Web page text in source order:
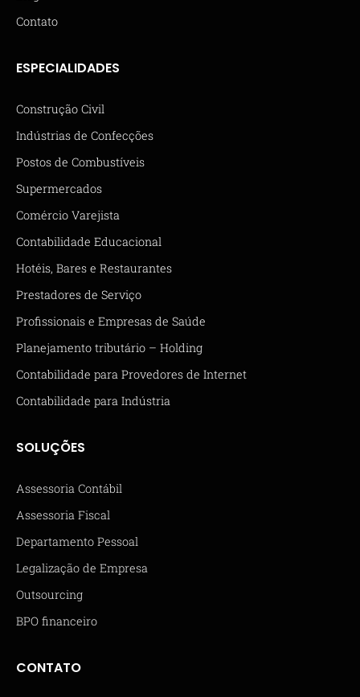
Contato
ESPECIALIDADES
Construção Civil
Indústrias de Confecções
Postos de Combustíveis
Supermercados
Comércio Varejista
Contabilidade Educacional
Hotéis, Bares e Restaurantes
Prestadores de Serviço
Profissionais e Empresas de Saúde
Planejamento tributário – Holding
Contabilidade para Provedores de Internet
Contabilidade para Indústria
SOLUÇÕES
Assessoria Contábil
Assessoria Fiscal
Departamento Pessoal
Legalização de Empresa
Outsourcing
BPO financeiro
CONTATO